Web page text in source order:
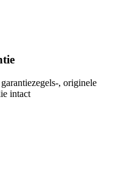
, originele
intact